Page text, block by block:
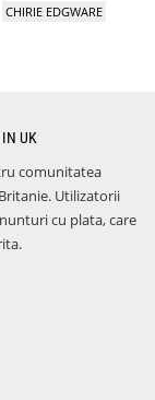
CHIRIE EDGWARE
UK
comunitatea
Utilizatorii
cu plata, care